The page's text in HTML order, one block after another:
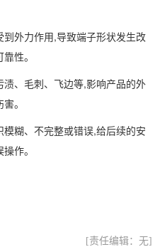
外力作用,导致端子形状发生改
性。
、毛刺、飞边等,影响产品的外
。
糊、不完整或错误,给后续的安
作。
[责任编辑：无]